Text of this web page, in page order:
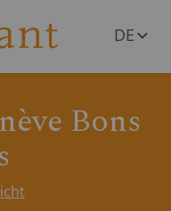
DE
Bons